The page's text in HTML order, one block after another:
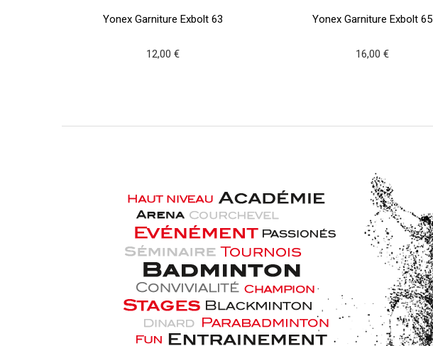
Yonex Garniture Exbolt 63
12,00 €
Yonex Garniture Exbolt 65
16,00 €